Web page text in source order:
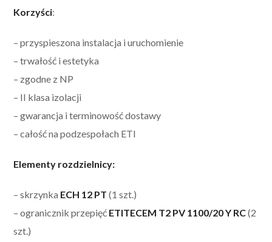
Korzyści:
– przyspieszona instalacja i uruchomienie
– trwałość i estetyka
– zgodne z NP
– II klasa izolacji
– gwarancja i terminowość dostawy
– całość na podzespołach ETI
Elementy rozdzielnicy:
– skrzynka ECH 12 PT (1 szt.)
– ogranicznik przepięć ETITECEM T2 PV 1100/20 Y RC(2
szt.)